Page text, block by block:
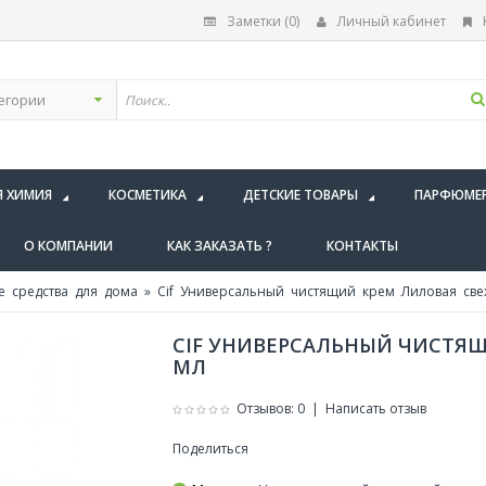
Заметки (0) Личный кабинет
ХИМИЯ КОСМЕТИКА ДЕТСКИЕ ТОВАРЫ
О КОМПАНИИ КАК ЗАКАЗАТЬ ? КОНТАКТЫ
для дома » Cif Универсальный чистящий крем Лиловая
CIF УНИВЕРСАЛЬНЫЙ
МЛ
Отзывов: 0| Написать отзыв
Поделиться